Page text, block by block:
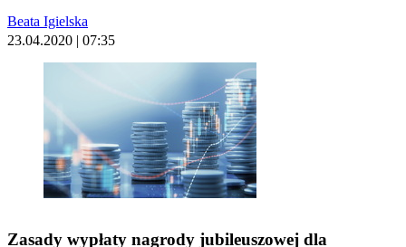
Beata Igielska
23.04.2020 | 07:35
Zasady wypłaty nagrody jubileuszowej dla